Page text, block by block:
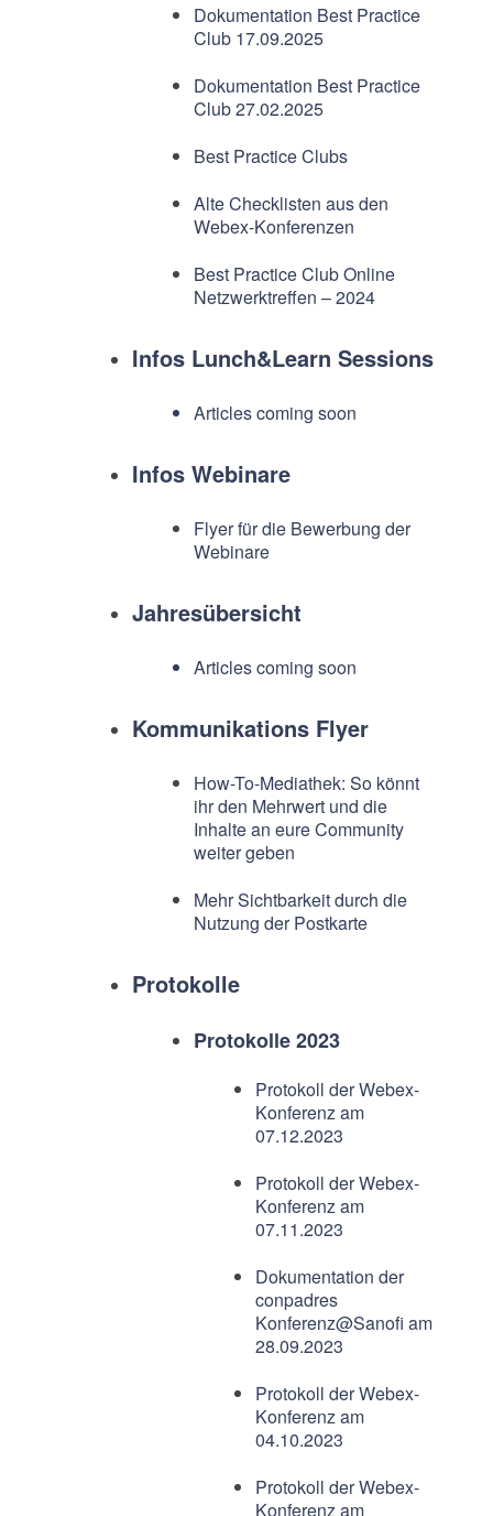
Dokumentation Best Practice
Club 17.09.2025
Dokumentation Best Practice
Club 27.02.2025
Best Practice Clubs
Alte Checklisten aus den
Webex-Konferenzen
Best Practice Club Online
Netzwerktreffen – 2024
Infos Lunch&Learn Sessions
Articles coming soon
Infos Webinare
Flyer für die Bewerbung der
Webinare
Jahresübersicht
Articles coming soon
Kommunikations Flyer
How-To-Mediathek: So könnt
ihr den Mehrwert und die
Inhalte an eure Community
weiter geben
Mehr Sichtbarkeit durch die
Nutzung der Postkarte
Protokolle
Protokolle 2023
Protokoll der Webex-
Konferenz am
07.12.2023
Protokoll der Webex-
Konferenz am
07.11.2023
Dokumentation der
conpadres
Konferenz@Sanofi am
28.09.2023
Protokoll der Webex-
Konferenz am
04.10.2023
Protokoll der Webex-
Konferenz am